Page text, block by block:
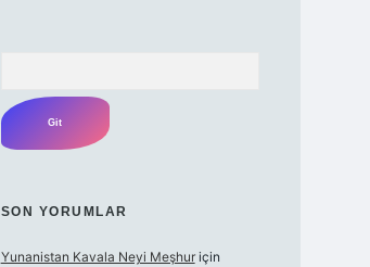
SON YORUMLAR
Yunanistan Kavala Neyi Meşhuriçin